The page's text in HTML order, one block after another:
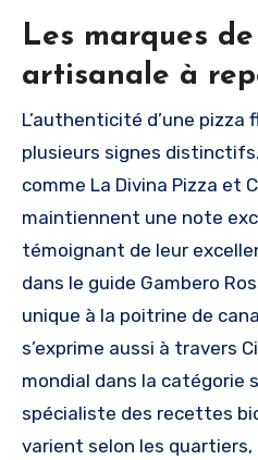
Les marques
artisanale à
L’authenticité d’une
plusieurs signes
comme La Divina Pizza et
maintiennent une note
témoignant de leur
dans le guide Gambero
unique à la poitrine de
s’exprime aussi à travers
mondial dans la catégorie
spécialiste des recettes
varient selon les quartiers,